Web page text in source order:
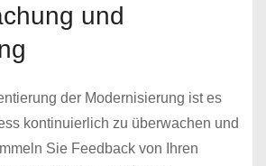
und
der Modernisierung ist es
kontinuierlich zu überwachen und
Sie Feedback von Ihren